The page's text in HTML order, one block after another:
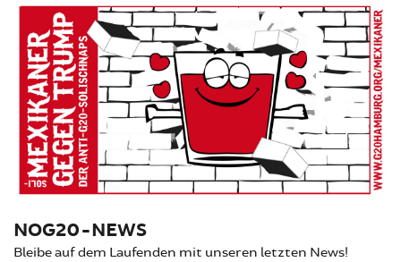
NOG20-NEWS
Bleibe auf dem Laufenden mit unseren letzten News!